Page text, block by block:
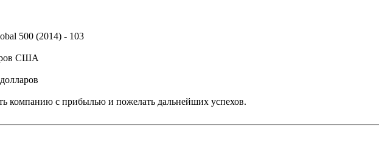
500 (2014) - 103
США
компанию с прибылью и пожелать дальнейших успехов.